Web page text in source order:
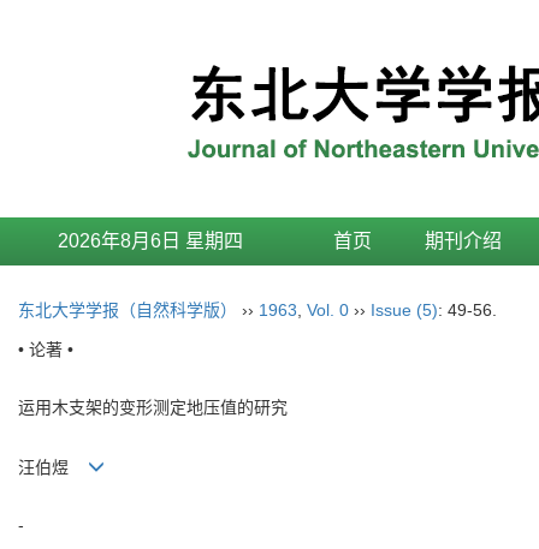
2026年8月6日 星期四 首页 期刊介绍
东北大学学报（自然科学版） ›› 1963 Vol. 0 ›› Issue (5): 49-56.
• 论著 •
运用木支架的变形测定地压值的研究
汪伯煜
-